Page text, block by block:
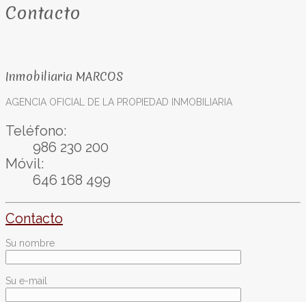
Contacto
Inmobiliaria MARCOS
AGENCIA OFICIAL DE LA PROPIEDAD INMOBILIARIA
Teléfono:
986 230 200
Móvil:
646 168 499
Contacto
Su nombre
Su e-mail